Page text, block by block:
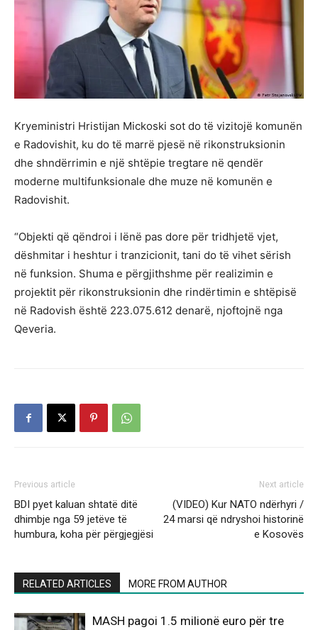
Kryeministri Hristijan Mickoski sot do të vizitojë komunën
e Radovishit, ku do të marrë pjesë në rikonstruksionin
dhe shndërrimin e një shtëpie tregtare në qendër
moderne multifunksionale dhe muze në komunën e
Radovishit.
“Objekti që qëndroi i lënë pas dore për tridhjetë vjet,
dëshmitar i heshtur i tranzicionit, tani do të vihet sërish
në funksion. Shuma e përgjithshme për realizimin e
projektit për rikonstruksionin dhe rindërtimin e shtëpisë
në Radovish është 223.075.612 denarë, njoftojnë nga
Qeveria.
Previous article
BDI pyet kaluan shtatë ditë
dhimbje nga 59 jetëve të
humbura, koha për përgjegjësi
Next article
(VIDEO) Kur NATO ndërhyri /
24 marsi që ndryshoi historinë
e Kosovës
RELATED ARTICLES MORE FROM AUTHOR
MASH pagoi 1.5 milionë euro për tre